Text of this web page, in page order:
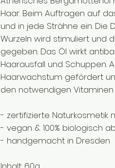
Haar. Beim Auftragen auf
und in jede Strähne ein. Die
Wurzeln wird stimuliert und
gegeben. Das Öl wirkt
Haarausfall und Schuppen.
Haarwachstum gefördert
den notwendigen
- zertifizierte Naturkosmetik
- vegan & 100% biologisch
- handgemacht in Dresden